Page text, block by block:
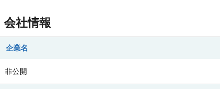
会社情報
企業名
非公開